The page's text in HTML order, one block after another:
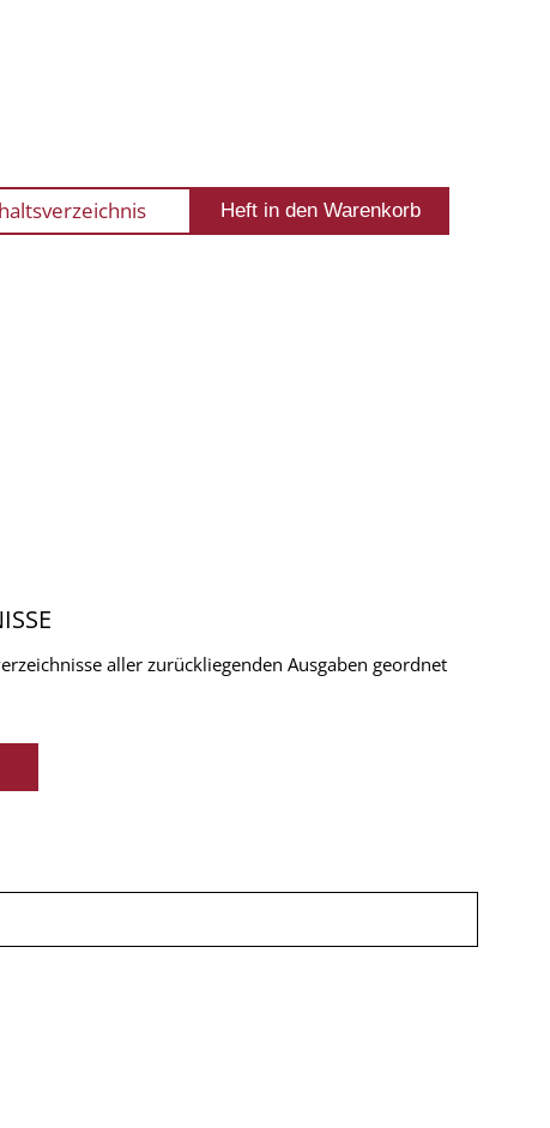
aller zurückliegenden Ausgaben geordnet